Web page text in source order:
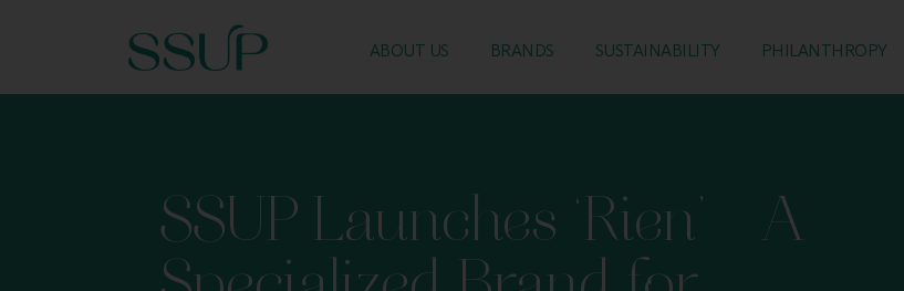
ABOUT US BRANDS SUSTAINABILITY PHILANTHROPY
SSUP Launches ‘Rien’ – A